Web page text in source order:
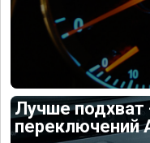
Лучше подхват
переключений